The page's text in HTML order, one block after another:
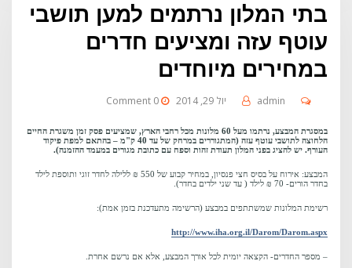
בתי המלון נרתמים למען תושבי
עוטף עזה ומציעים חדרים
במחירים מיוחדים
יול 29, 2014 admin
0 Comment
במסגרת המבצע, נרתמו מעל 60 מלונות מכל רחבי הארץ, שמציעים פסק זמן משגרת החיים
הלחוצה לתושבי עוטף עזה (המתגוררים במרחק של עד 40 ק"מ – בהתאם למפת פיקוד
העורף. יש להציג בפני המלון תעודת זהות וספח עם כתובת מגורים במעמד ההזמנה).
המבצע: אירוח על בסיס חצי פנסיון, במחיר קבוע של 550 ₪ ללילה לחדר זוגי ותוספת לילד
בחדר הורים- 70 ₪ לילד ( עד שני ילדים בחדר).
רשימת המלונות שמשתתפים במבצע (הרשימה מתעדכנת בזמן אמת):
http://www.iha.org.il/Darom/Darom.aspx
– מספר החדרים- הקצאה יומית לכל אורך המבצע, אלא אם נרשם אחרת.